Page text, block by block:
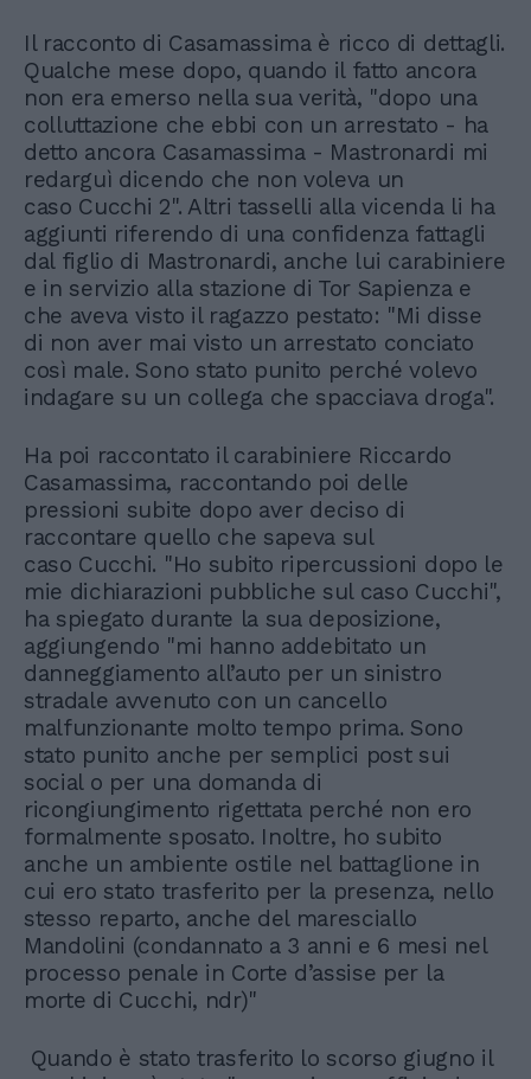
Il racconto di Casamassima è ricco di dettagli.
Qualche mese dopo, quando il fatto ancora
non era emerso nella sua verità, "dopo una
colluttazione che ebbi con un arrestato - ha
detto ancora Casamassima - Mastronardi mi
redarguì dicendo che non voleva un
caso Cucchi 2". Altri tasselli alla vicenda li ha
aggiunti riferendo di una confidenza fattagli
dal figlio di Mastronardi, anche lui carabiniere
e in servizio alla stazione di Tor Sapienza e
che aveva visto il ragazzo pestato: "Mi disse
di non aver mai visto un arrestato conciato
così male. Sono stato punito perché volevo
indagare su un collega che spacciava droga".
Ha poi raccontato il carabiniere Riccardo
Casamassima, raccontando poi delle
pressioni subite dopo aver deciso di
raccontare quello che sapeva sul
caso Cucchi. "Ho subito ripercussioni dopo le
mie dichiarazioni pubbliche sul caso Cucchi",
ha spiegato durante la sua deposizione,
aggiungendo "mi hanno addebitato un
danneggiamento all’auto per un sinistro
stradale avvenuto con un cancello
malfunzionante molto tempo prima. Sono
stato punito anche per semplici post sui
social o per una domanda di
ricongiungimento rigettata perché non ero
formalmente sposato. Inoltre, ho subito
anche un ambiente ostile nel battaglione in
cui ero stato trasferito per la presenza, nello
stesso reparto, anche del maresciallo
Mandolini (condannato a 3 anni e 6 mesi nel
processo penale in Corte d’assise per la
morte di Cucchi, ndr)"
Quando è stato trasferito lo scorso giugno il